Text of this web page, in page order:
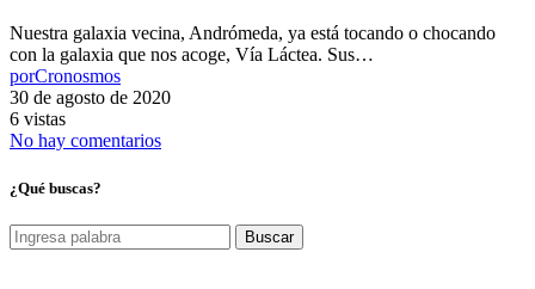
Nuestra galaxia vecina, Andrómeda, ya está tocando o chocando
con la galaxia que nos acoge, Vía Láctea. Sus…
porCronosmos
30 de agosto de 2020
6 vistas
No hay comentarios
¿Qué buscas?
Buscar